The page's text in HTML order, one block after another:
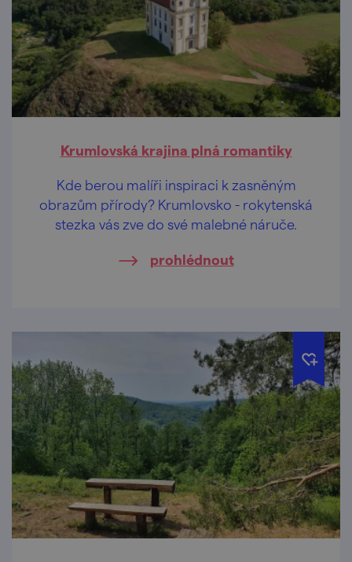
Krumlovská krajina plná romantiky
Kde berou malíři inspiraci k zasněným
obrazům přírody? Krumlovsko - rokytenská
stezka vás zve do své malebné náruče.
prohlédnout